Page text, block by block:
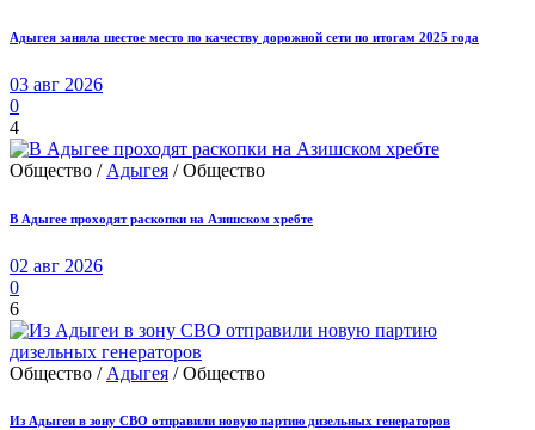
Адыгея заняла шестое место по качеству дорожной сети по итогам 2025 года
03 авг 2026
0
4
Общество / Адыгея / Общество
В Адыгее проходят раскопки на Азишском хребте
02 авг 2026
0
6
Общество / Адыгея / Общество
Из Адыгеи в зону СВО отправили новую партию дизельных генераторов